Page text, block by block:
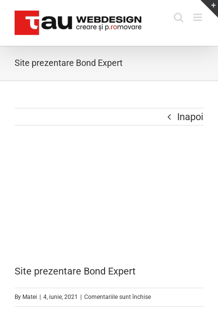
content
Site prezentare Bond Expert
Inapoi
Site prezentare Bond Expert
By Matei 4, iunie, 2021 Comentariile sunt închisepentru